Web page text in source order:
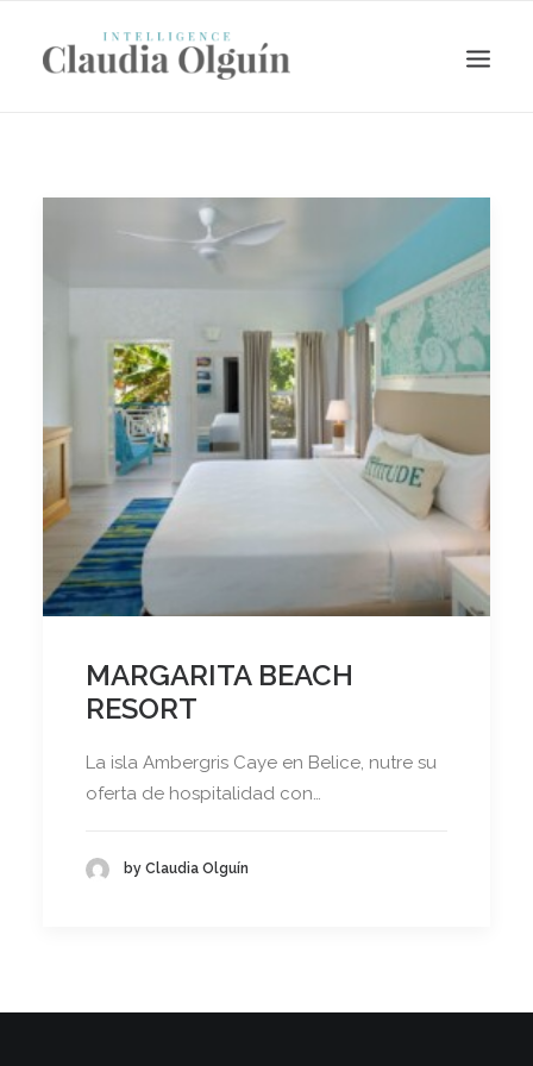
Search
MARGARITA BEACH
RESORT
La isla Ambergris Caye en Belice, nutre su
oferta de hospitalidad con…
by Claudia Olguín